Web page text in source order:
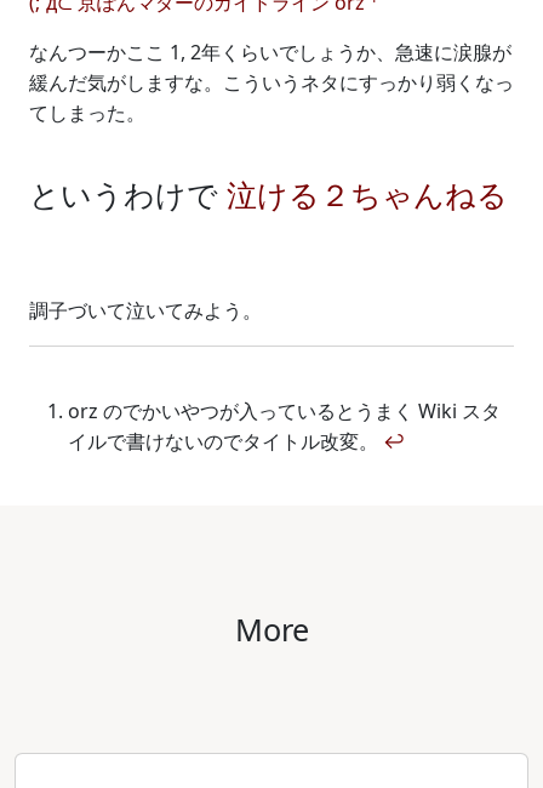
なんつーかここ 1, 2年くらいでしょうか、急速に涙腺が
緩んだ気がしますな。こういうネタにすっかり弱くなっ
てしまった。
というわけで 泣ける２ちゃんねる
調子づいて泣いてみよう。
orz のでかいやつが入っているとうまく Wiki スタ
イルで書けないのでタイトル改変。 ↩
More